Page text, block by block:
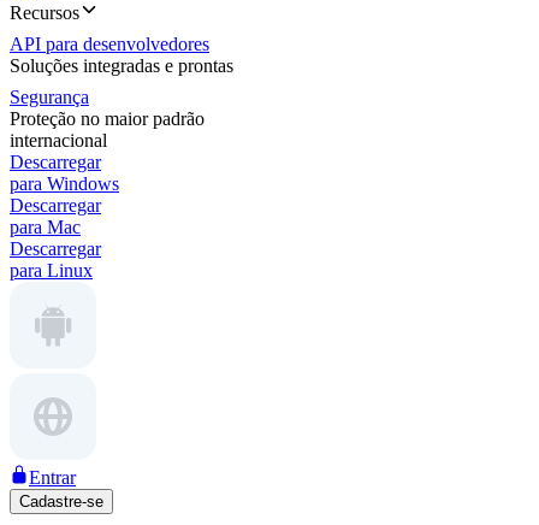
Recursos
API para desenvolvedores
Soluções integradas e prontas
Segurança
Proteção no maior padrão
internacional
Descarregar
para Windows
Descarregar
para Mac
Descarregar
para Linux
Entrar
Cadastre-se